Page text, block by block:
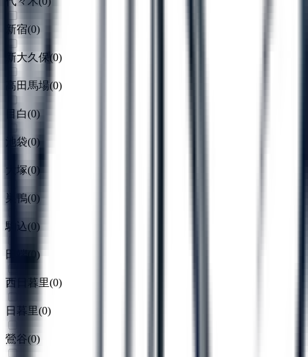
新宿(0)
新大久保 (0)
高田馬場(0)
目白(0)
池袋(0)
大塚(0)
巣鴨(0)
駒込(0)
田端 )
西日暮里(0)
日暮里(0)
鶯谷(0)